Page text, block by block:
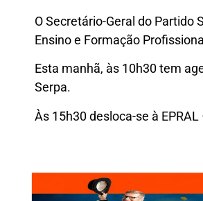
O Secretário-Geral do Partido
Ensino e Formação
Esta manhã, às 10h30 tem
Serpa.
Às 15h30 desloca-se à